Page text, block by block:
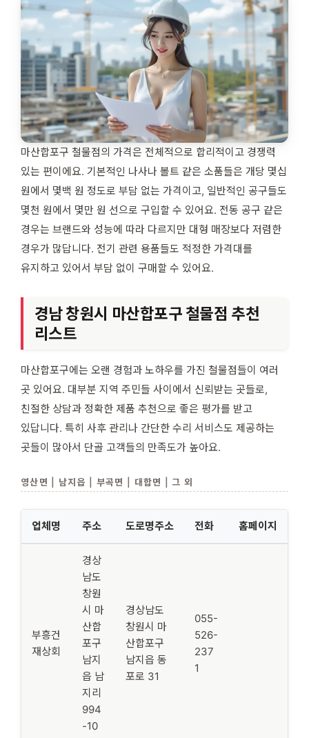
마산합포구 철물점의 가격은 전체적으로 합리적이고 경쟁력
있는 편이에요. 기본적인 나사나 볼트 같은 소품들은 개당 몇십
원에서 몇백 원 정도로 부담 없는 가격이고, 일반적인 공구들도
몇천 원에서 몇만 원 선으로 구입할 수 있어요. 전동 공구 같은
경우는 브랜드와 성능에 따라 다르지만 대형 매장보다 저렴한
경우가 많답니다. 전기 관련 용품들도 적정한 가격대를
유지하고 있어서 부담 없이 구매할 수 있어요.
경남 창원시 마산합포구 철물점 추천
리스트
마산합포구에는 오랜 경험과 노하우를 가진 철물점들이 여러
곳 있어요. 대부분 지역 주민들 사이에서 신뢰받는 곳들로,
친절한 상담과 정확한 제품 추천으로 좋은 평가를 받고
있답니다. 특히 사후 관리나 간단한 수리 서비스도 제공하는
곳들이 많아서 단골 고객들의 만족도가 높아요.
영산면 | 남지읍 | 부곡면 | 대합면 | 그 외
업체명 주소 도로명주소 전화 홈페이지
부흥건
재상회
경상
남도
창원
시 마
산합
포구
남지
읍 남
지리
994
-10
경상남도
창원시 마
산합포구
남지읍 동
포로 31
055-
526-
237
1